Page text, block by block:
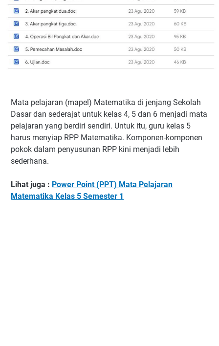
Mata pelajaran (mapel) Matematika di jenjang Sekolah
Dasar dan sederajat untuk kelas 4, 5 dan 6 menjadi mata
pelajaran yang berdiri sendiri. Untuk itu, guru kelas 5
harus menyiap RPP Matematika. Komponen-komponen
pokok dalam penyusunan RPP kini menjadi lebih
sederhana.
Lihat juga : Power Point (PPT) Mata Pelajaran
Matematika Kelas 5 Semester 1